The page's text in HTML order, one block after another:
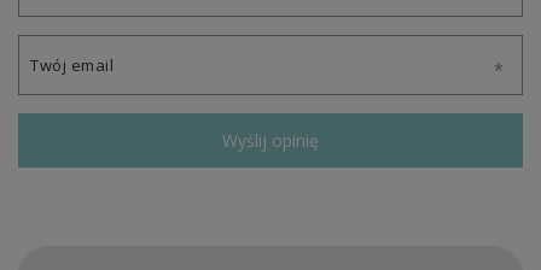
Twój email
Wyślij opinię